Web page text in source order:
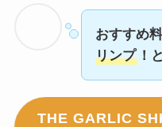
おすすめ料
リンプ！
THE GARLIC